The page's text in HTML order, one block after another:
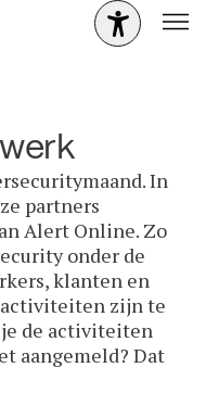
In
partners
Alert Online. Zo
onder de
klanten en
zijn te
je de activiteiten
aangemeld? Dat